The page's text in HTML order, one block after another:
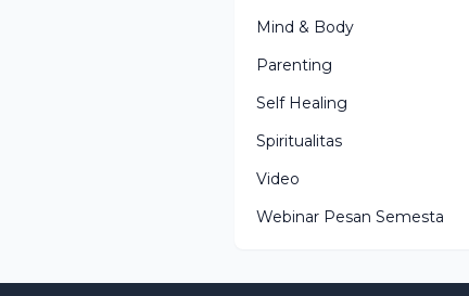
Mind & Body
Parenting
Self Healing
Spiritualitas
Video
Webinar Pesan Semesta